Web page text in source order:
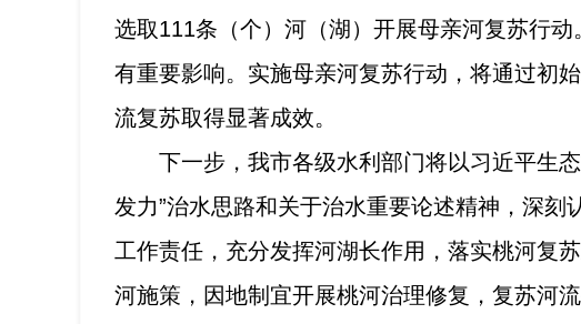
选取111条（个）河（湖）开展母亲河复苏行
有重要影响。实施母亲河复苏行动，将通过初
流复苏取得显著成效。
下一步，我市各级水利部门将以习近平生
发力”治水思路和关于治水重要论述精神，深
工作责任，充分发挥河湖长作用，落实桃河复
河施策，因地制宜开展桃河治理修复，复苏河